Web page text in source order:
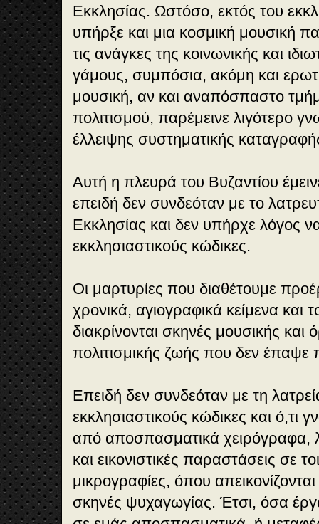
Εκκλησίας. Ωστόσο, εκτός του
υπήρξε και μια κοσμική μουσική
τις ανάγκες της κοινωνικής και
γάμους, συμπόσια, ακόμη και
μουσική, αν και αναπόσπαστο
πολιτισμού, παρέμεινε λιγότερο
έλλειψης συστηματικής
Αυτή η πλευρά του Βυζαντίου
επειδή δεν συνδεόταν με το
Εκκλησίας και δεν υπήρχε λόγος
εκκλησιαστικούς κώδικες.
Οι μαρτυρίες που διαθέτουμε
χρονικά, αγιογραφικά κείμενα και
διακρίνονται σκηνές μουσικής
πολιτισμικής ζωής που δεν έπαψε
Επειδή δεν συνδεόταν με τη
εκκλησιαστικούς κώδικες και ό,τι
από αποσπασματικά χειρόγραφα,
και εικονιστικές παραστάσεις σε
μικρογραφίες, όπου
σκηνές ψυχαγωγίας. Έτσι, όσα